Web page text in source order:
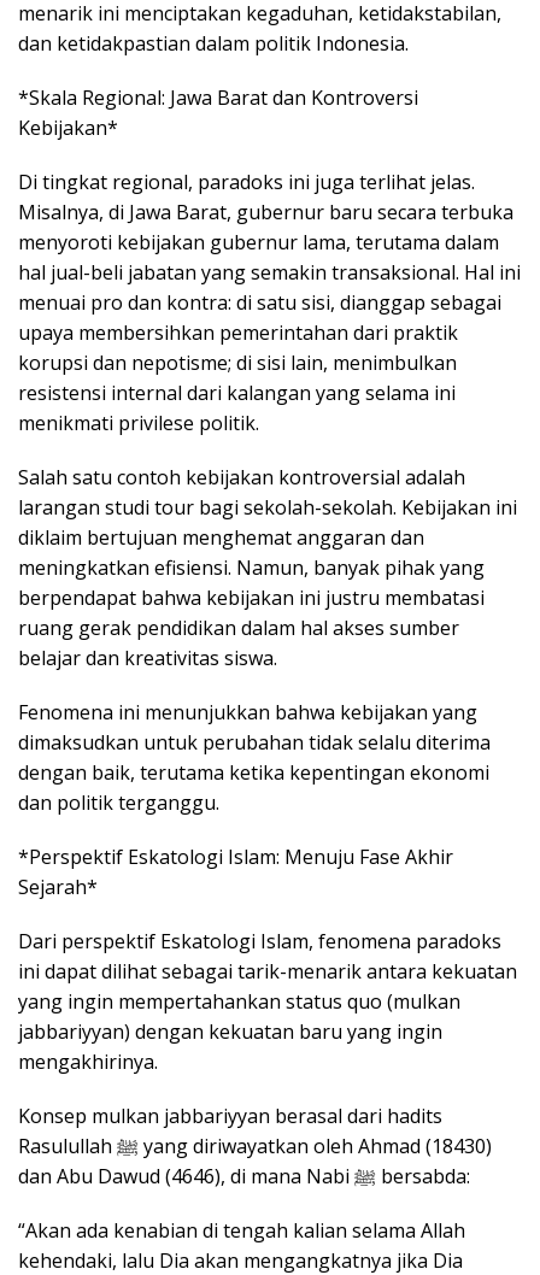
menarik ini menciptakan kegaduhan, ketidakstabilan,
dan ketidakpastian dalam politik Indonesia.
*Skala Regional: Jawa Barat dan Kontroversi
Kebijakan*
Di tingkat regional, paradoks ini juga terlihat jelas.
Misalnya, di Jawa Barat, gubernur baru secara terbuka
menyoroti kebijakan gubernur lama, terutama dalam
hal jual-beli jabatan yang semakin transaksional. Hal ini
menuai pro dan kontra: di satu sisi, dianggap sebagai
upaya membersihkan pemerintahan dari praktik
korupsi dan nepotisme; di sisi lain, menimbulkan
resistensi internal dari kalangan yang selama ini
menikmati privilese politik.
Salah satu contoh kebijakan kontroversial adalah
larangan studi tour bagi sekolah-sekolah. Kebijakan ini
diklaim bertujuan menghemat anggaran dan
meningkatkan efisiensi. Namun, banyak pihak yang
berpendapat bahwa kebijakan ini justru membatasi
ruang gerak pendidikan dalam hal akses sumber
belajar dan kreativitas siswa.
Fenomena ini menunjukkan bahwa kebijakan yang
dimaksudkan untuk perubahan tidak selalu diterima
dengan baik, terutama ketika kepentingan ekonomi
dan politik terganggu.
*Perspektif Eskatologi Islam: Menuju Fase Akhir
Sejarah*
Dari perspektif Eskatologi Islam, fenomena paradoks
ini dapat dilihat sebagai tarik-menarik antara kekuatan
yang ingin mempertahankan status quo (mulkan
jabbariyyan) dengan kekuatan baru yang ingin
mengakhirinya.
Konsep mulkan jabbariyyan berasal dari hadits
Rasulullah ﷺ yang diriwayatkan oleh Ahmad (18430)
dan Abu Dawud (4646), di mana Nabi ﷺ bersabda:
“Akan ada kenabian di tengah kalian selama Allah
kehendaki, lalu Dia akan mengangkatnya jika Dia